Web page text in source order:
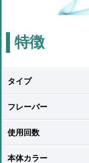
特徴
タイプ
フレーバー
使用回数
本体カラー